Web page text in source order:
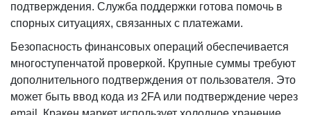
подтверждения. Служба поддержки готова помочь в
спорных ситуациях, связанных с платежами.
Безопасность финансовых операций обеспечивается
многоступенчатой проверкой. Крупные суммы требуют
дополнительного подтверждения от пользователя. Это
может быть ввод кода из 2FA или подтверждение через